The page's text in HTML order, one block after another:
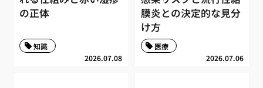
の正体
2026.07.08
知識
膜炎との決定的な見分
け方
2026.07.06
医療